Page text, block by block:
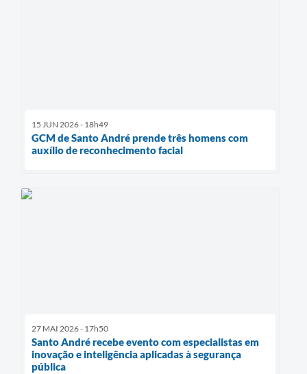
15 JUN 2026 - 18h49
GCM de Santo André prende três homens com
auxílio de reconhecimento facial
27 MAI 2026 - 17h50
Santo André recebe evento com especialistas em
inovação e inteligência aplicadas à segurança
pública